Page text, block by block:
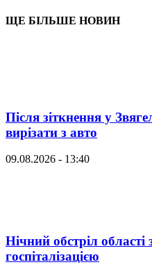
ЩЕ БІЛЬШЕ НОВИН
Після зіткнення у
вирізати з авто
09.08.2026 - 13:40
Нічний обстріл
госпіталізацією